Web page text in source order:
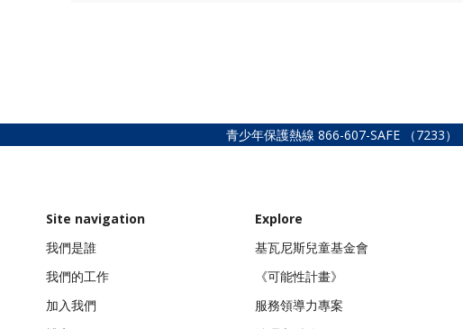
青少年保護熱線 866-607-SAFE （7233）
Site navigation
我們是誰
我們的工作
加入我們
Explore
基瓦尼斯兒童基金會
《可能性計畫》
服務領導力專案